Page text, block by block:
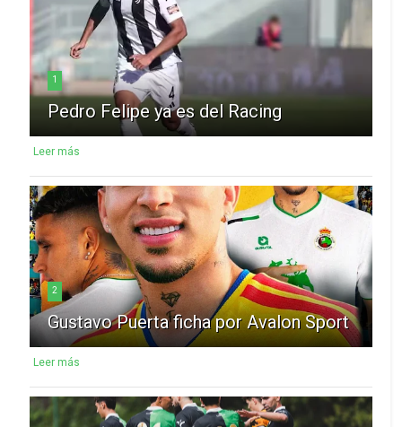
1
Pedro Felipe ya es del Racing
Leer más
2
Gustavo Puerta ficha por Avalon Sport
Leer más